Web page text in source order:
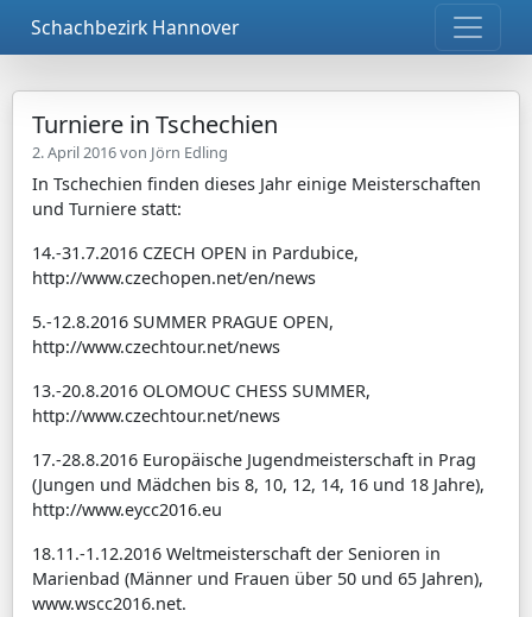
Schachbezirk Hannover
Turniere in Tschechien
2. April 2016 von Jörn Edling
In Tschechien finden dieses Jahr einige Meisterschaften
und Turniere statt:
14.-31.7.2016 CZECH OPEN in Pardubice,
http://www.czechopen.net/en/news
5.-12.8.2016 SUMMER PRAGUE OPEN,
http://www.czechtour.net/news
13.-20.8.2016 OLOMOUC CHESS SUMMER,
http://www.czechtour.net/news
17.-28.8.2016 Europäische Jugendmeisterschaft in Prag
(Jungen und Mädchen bis 8, 10, 12, 14, 16 und 18 Jahre),
http://www.eycc2016.eu
18.11.-1.12.2016 Weltmeisterschaft der Senioren in
Marienbad (Männer und Frauen über 50 und 65 Jahren),
www.wscc2016.net.